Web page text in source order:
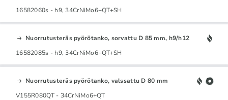
16582060s - h9, 34CrNiMo6+QT+SH
Nuorrutusteräs pyörötanko, sorvattu D 85 mm, h9/h12
16582085s - h9, 34CrNiMo6+QT+SH
Nuorrutusteräs pyörötanko, valssattu D 80 mm
V155R080QT - 34CrNiMo6+QT